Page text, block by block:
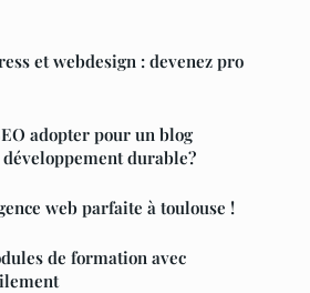
et webdesign : devenez pro
adopter pour un blog
durable?
web parfaite à toulouse !
de formation avec